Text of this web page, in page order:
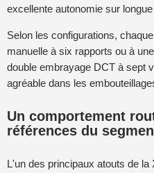
excellente autonomie sur
Selon les configurations,
manuelle à six rapports ou à
double embrayage DCT à sept
agréable dans les
Un comportement
références du
L'un des principaux atouts de